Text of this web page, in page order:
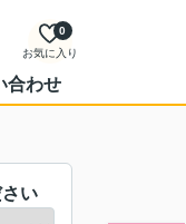
お気に入り
0
合わせ
い